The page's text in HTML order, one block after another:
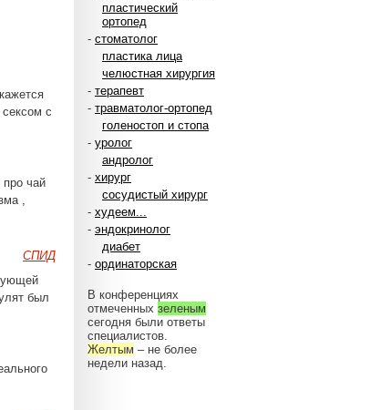
пластический
ортопед
- стоматолог
пластика лица
челюстная хирургия
- терапевт
- травматолог-ортопед
голеностоп и стопа
- уролог
андролог
- хирург
сосудистый хирург
- худеем...
- эндокринолог
диабет
- ординаторская
В конференциях
отмеченных зеленым
сегодня были ответы
специалистов.
Желтым – не более
недели назад.
с
про чай
,
СПИД
был